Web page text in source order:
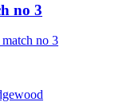
no 3
no 3